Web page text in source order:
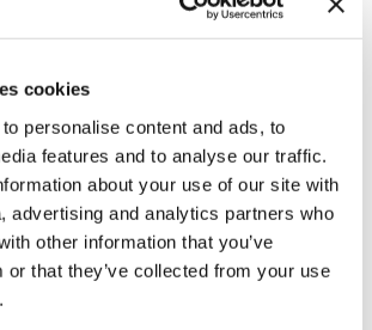
cookies
personalise content and ads, to
features and to analyse our traffic.
about your use of our site with
advertising and analytics partners who
other information that you’ve
or that they’ve collected from your use
voor meer informatie contact
afterwork@nyenrode.nl.
in Business Administration